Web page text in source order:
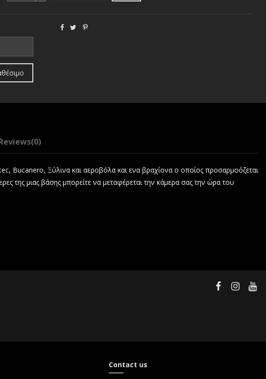
(0)
Bucanero, Ξύλινα και αεροβόλα και ενα βραχίονα ο οποίος προσαρμοόζεται
της μιας βάσης μπορείτε να μεταφέρεται την κάμερα σας την ώρα του
Contact us